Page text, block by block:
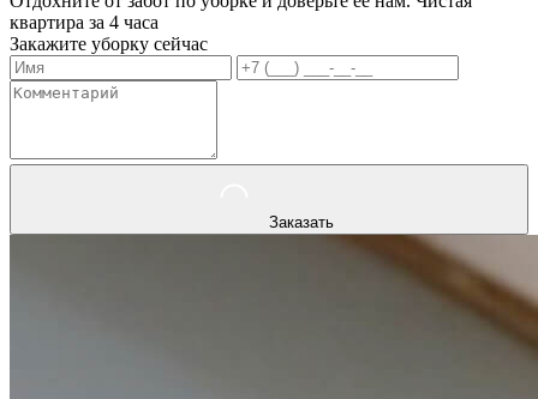
квартира за 4 часа
Закажите уборку сейчас
Заказать